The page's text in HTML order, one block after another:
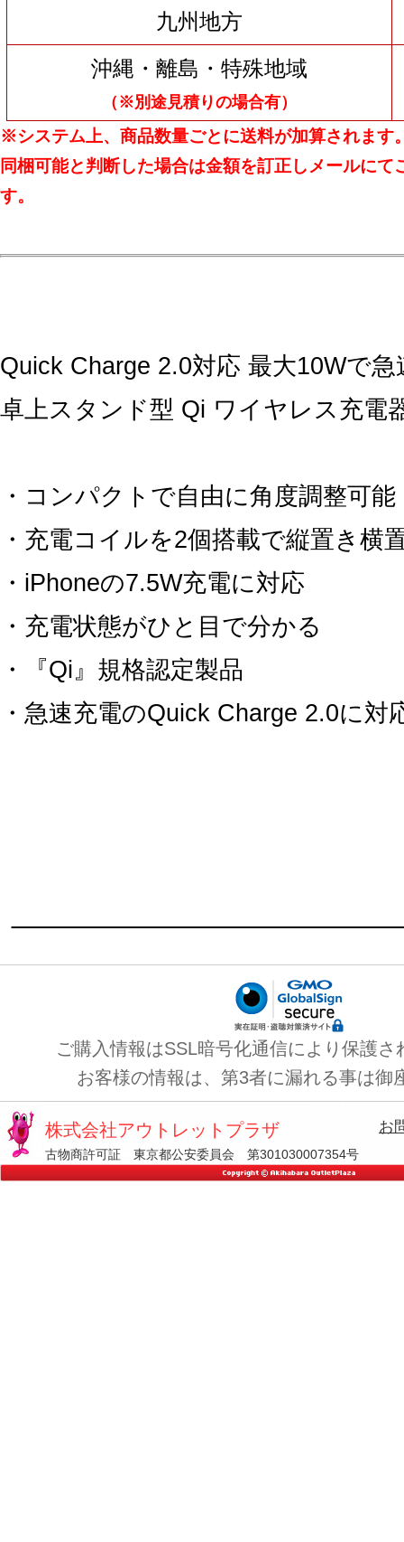
九州地方
沖縄・離島・特殊地域
（※別途見積りの場合有）
※システム上、商品数量ごとに送料が加算されます
同梱可能と判断した場合は金額を訂正しメールにて
す。
Quick Charge 2.0対応 最大10Wで急
卓上スタンド型 Qi ワイヤレス充電
・コンパクトで自由に角度調整可能
・充電コイルを2個搭載で縦置き横
・iPhoneの7.5W充電に対応
・充電状態がひと目で分かる
・『Qi』規格認定製品
・急速充電のQuick Charge 2.0に対
ご購入情報はSSL暗号化通信により保護さ
お客様の情報は、第3者に漏れる事は御
株式会社アウトレットプラザ
古物商許可証 東京都公安委員会 第301030007354号
お